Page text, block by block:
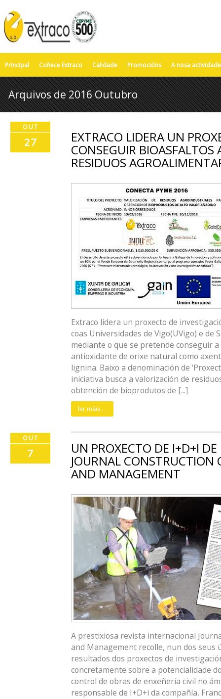
Principal Coñece Extraco Calidade Promocións A nosa actividade
Arquivos de 2016 Outubro
OUT
27 EXTRACO LIDERA UN
CONSEGUIR BIOASFALTOS
RESIDUOS
Extraco lidera un proxecto de
coas Universidades de Vigo(UVigo) e de
mediante o que se pretende conseguir
antioxidante de orixe natural como
lignina. Baixo a denominación de
iniciativa busca a valorización de
obtención de bioprodutos de [...]
ler máis...
OUT
7 UN PROXECTO DE I+D+I
JOURNAL CONSTRUCTION
AND MANAGEMENT
A prestixiosa revista internacional
and Management recolle, nun dos
resultados dos proxectos de
concretamente sobre a potencialidade
control de obras de enxeñería civil no
responsable de I+D+i da compañía,